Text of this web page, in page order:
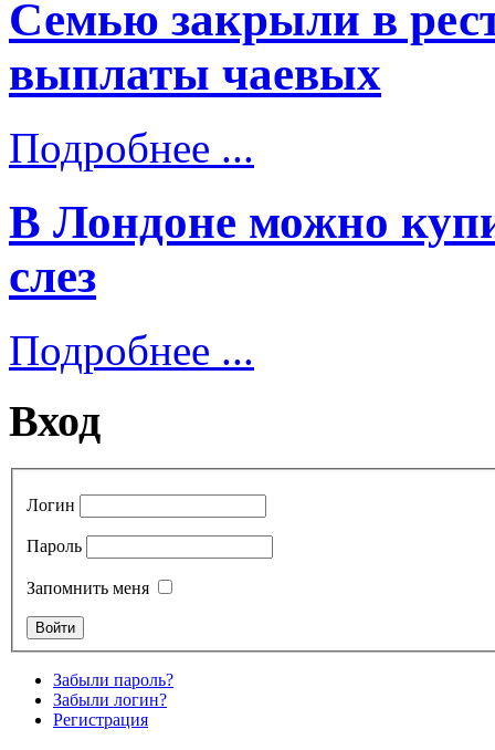
Семью закрыли в
выплаты чаевых
Подробнее ...
В Лондоне можно
слез
Подробнее ...
Вход
Логин
Пароль
Запомнить меня
Забыли пароль?
Забыли логин?
Регистрация